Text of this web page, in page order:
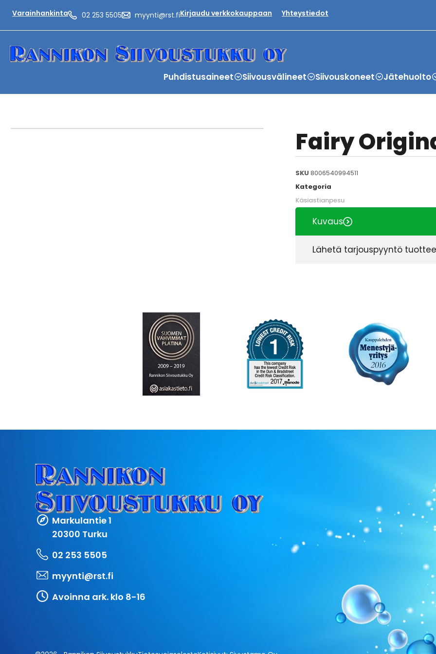
Varainhankinta 02 253 5505 myynti@rst.fiKirjaudu verkkokauppaan Yhteystiedot
Puhdistusaineet Siivousvälineet Siivouskoneet Jätehuolto
Fairy
SKU 8006540994511
Kategoria
Käsiastianpesu
Kuvaus
Lähetä tarjouspyyntö
Markulantie 1
20300 Turku
02 253 5505
myynti@rst.fi
Avoinna ark. klo 8-16